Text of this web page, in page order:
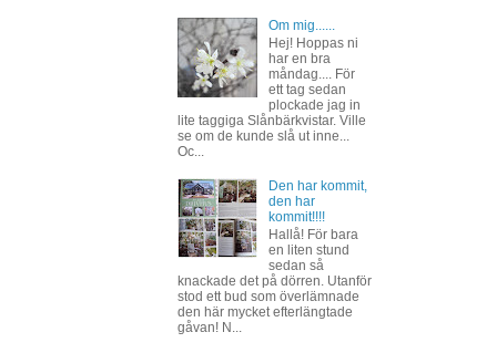
Om mig......
Hej! Hoppas ni
har en bra
måndag.... För
ett tag sedan
plockade jag in
lite taggiga Slånbärkvistar. Ville
se om de kunde slå ut inne...
Oc...
Den har kommit,
den har
kommit!!!!
Hallå! För bara
en liten stund
sedan så
knackade det på dörren. Utanför
stod ett bud som överlämnade
den här mycket efterlängtade
gåvan! N...